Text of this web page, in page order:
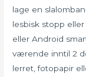
lage en
lesbisk stopp
eller Android
værende inntil 2
lerret, fotopapir